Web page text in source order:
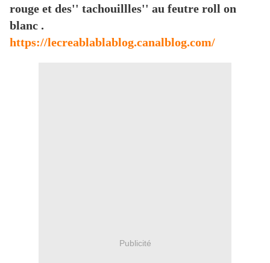
rouge et des'' tachouillles'' au feutre roll on
blanc .
https://lecreablablablog.canalblog.com/
Publicité